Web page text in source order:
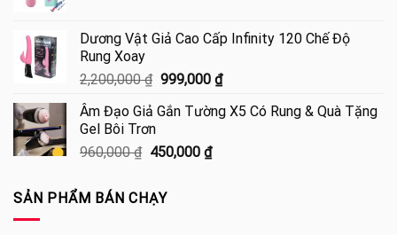
từ
150,000 ₫
350,000 ₫
Dương Vật Giả Cao Cấp Infinity 120 Chế Độ
Rung Xoay
2,200,000₫ Giá
là:
999,000 ₫Giá
tại
Âm Đạo Giả Gắn Tường X5 Có Rung & Quà Tặng
Gel Bôi Trơn
960,000₫ Giá
là:
960,000 ₫.
450,000 ₫Giá
SẢN PHẨM BÁN CHẠY